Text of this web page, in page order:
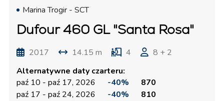
Marina Trogir - SCT
Dufour 460 GL "Santa Rosa"
2017 14.15 m 4
8 + 2
Alternatywne daty czarteru:
paź 10 - paź 17, 2026
-40%
870
paź 17 - paź 24, 2026
-40% 810